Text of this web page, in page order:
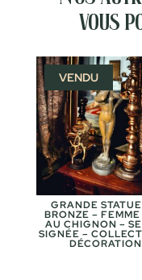
vous
VENDU
GRANDE
BRONZE –
AU CHIGNON –
SIGNÉE –
DÉCORATION